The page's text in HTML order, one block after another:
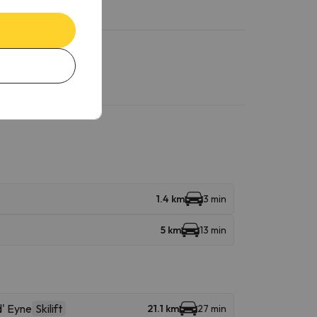
1.4 km 3 min
5 km 13 min
Eyne Skilift 21.1 km 27 min